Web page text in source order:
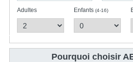
Adultes Enfants(4-16)
Pourquoi choisir